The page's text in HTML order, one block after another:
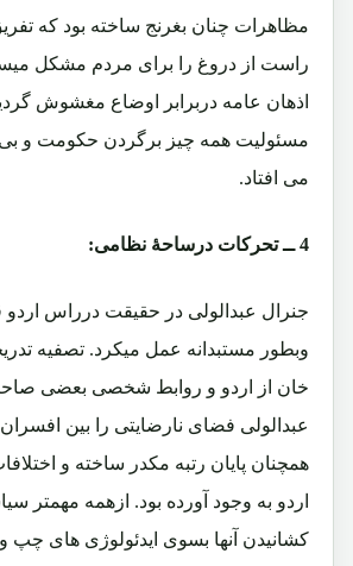
مظاهرات چنان بغرنج ساخته بود که
راست از دروغ را برای مردم مشکل
اذهان عامه دربرابر اوضاع مغشوش
مسئولیت همه چیز برگردن حکومت و بی
می افتاد.
4 ــ تحرکات درساحۀ نظامی:
جنرال عبدالولی در حقیقت درراس اردو
وبطور مستبدانه عمل میکرد. تصفیه
خان از اردو و روابط شخصی بعضی
عبدالولی فضای نارضایتی را بین افسران
همچنان پایان رتبه مکدر ساخته و
اردو به وجود آورده بود. ازهمه مهمتر
کشانیدن آنها بسوی ایدئولوژی های